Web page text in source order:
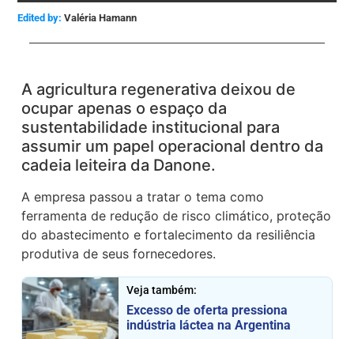
Edited by: Valéria Hamann
A agricultura regenerativa deixou de
ocupar apenas o espaço da
sustentabilidade institucional para
assumir um papel operacional dentro da
cadeia leiteira da Danone.
A empresa passou a tratar o tema como
ferramenta de redução de risco climático, proteção
do abastecimento e fortalecimento da resiliência
produtiva de seus fornecedores.
Veja também:
Excesso de oferta pressiona
indústria láctea na Argentina